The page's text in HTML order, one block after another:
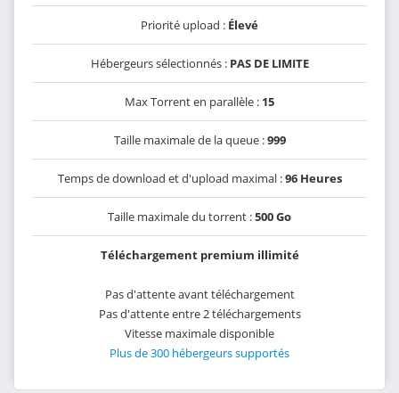
Priorité upload : Élevé
Hébergeurs sélectionnés : PAS DE LIMITE
Max Torrent en parallèle : 15
Taille maximale de la queue :999
Temps de download et d'upload maximal :96 Heures
Taille maximale du torrent :500 Go
Téléchargement premium illimité
Pas d'attente avant téléchargement
Pas d'attente entre 2 téléchargements
Vitesse maximale disponible
Plus de 300 hébergeurs supportés